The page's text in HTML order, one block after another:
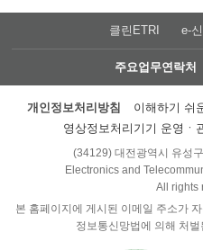
클린ETRI e-
주요업무연락처
개인정보처리방침 이해하기 쉬
영상정보처리기기 운영ㆍ
(34129) 대전광역시 유성
Electronics and
All rights
본 홈페이지에 게시된 이메일 주소가
정보통신망법에 의해 처